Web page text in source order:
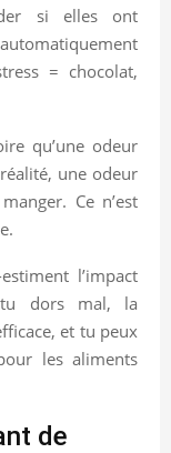
si elles ont
= chocolat,
qu’une odeur
une odeur
Ce n’est
l’impact
dors mal, la
et tu peux
les aliments
de